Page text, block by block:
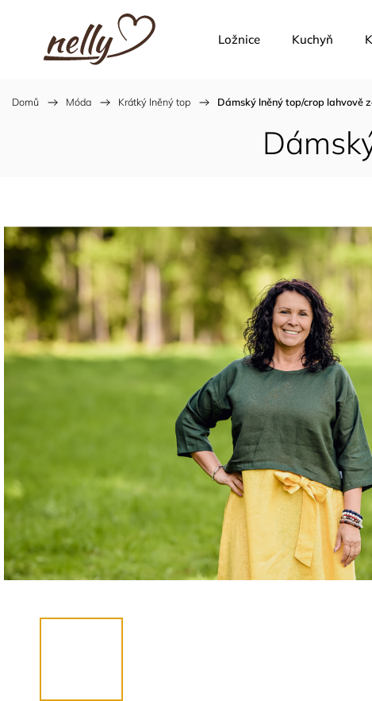
Ložnice Kuchyň
Domů / Móda / Krátký lněný top / Dámský lněný top/crop lahvově